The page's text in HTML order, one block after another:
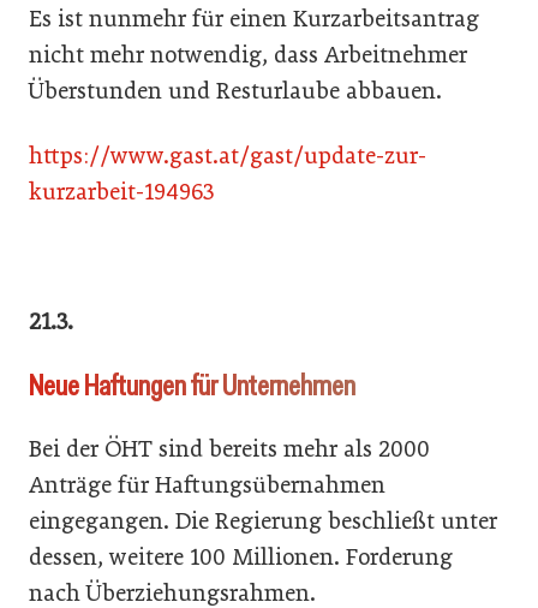
Es ist nunmehr für einen Kurzarbeitsantrag
nicht mehr notwendig, dass Arbeitnehmer
Überstunden und Resturlaube abbauen.
https://www.gast.at/gast/update-zur-
kurzarbeit-194963
21.3.
Neue Haftungen für Unternehmen
Bei der ÖHT sind bereits mehr als 2000
Anträge für Haftungsübernahmen
eingegangen. Die Regierung beschließt unter
dessen, weitere 100 Millionen. Forderung
nach Überziehungsrahmen.